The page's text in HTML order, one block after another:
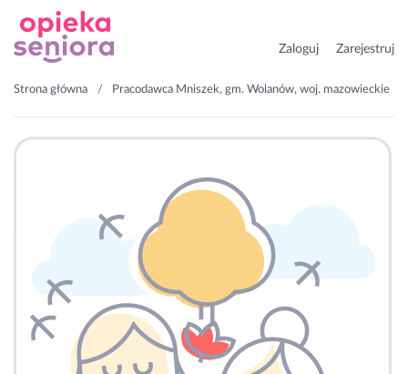
Zaloguj Zarejestruj
Strona główna Pracodawca Mniszek, gm. Wolanów, woj. mazowieckie